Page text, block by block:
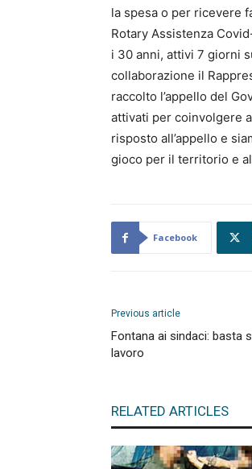
la spesa o per ricevere
Rotary Assistenza
i 30 anni, attivi 7 giorni
collaborazione il
raccolto l’appello del
attivati per coinvolgere
risposto all’appello e
gioco per il territorio e
Facebook
Previous article
Fontana ai sindaci: basta
lavoro
RELATED ARTICLES